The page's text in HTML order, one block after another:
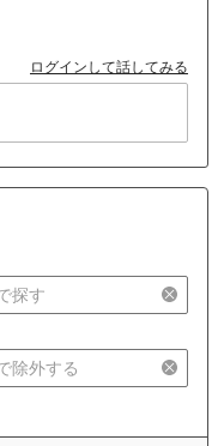
ログインして話してみる